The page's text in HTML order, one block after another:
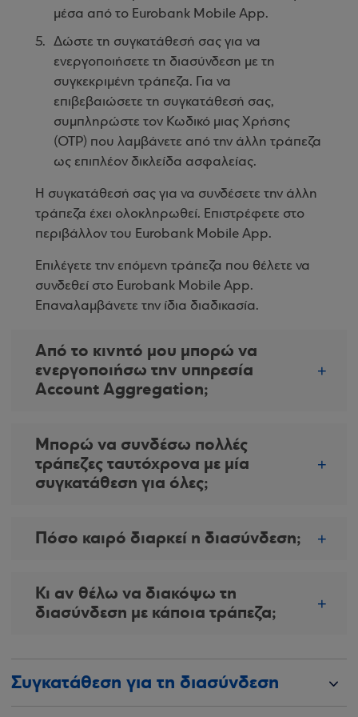
μέσα από το Eurobank Mobile App.
Δώστε τη συγκατάθεσή σας για να
ενεργοποιήσετε τη διασύνδεση με τη
συγκεκριμένη τράπεζα. Για να
επιβεβαιώσετε τη συγκατάθεσή σας,
συμπληρώστε τον Κωδικό μιας Χρήσης
(OTP) που λαμβάνετε από την άλλη τράπεζα
ως επιπλέον δικλείδα ασφαλείας.
Η συγκατάθεσή σας για να συνδέσετε την άλλη
τράπεζα έχει ολοκληρωθεί. Επιστρέφετε στο
περιβάλλον του Eurobank Mobile App.
Επιλέγετε την επόμενη τράπεζα που θέλετε να
συνδεθεί στο Eurobank Mobile App.
Επαναλαμβάνετε την ίδια διαδικασία.
Από το κινητό μου μπορώ να
ενεργοποιήσω την υπηρεσία
Account Aggregation;
Μπορώ να συνδέσω πολλές
τράπεζες ταυτόχρονα με μία
συγκατάθεση για όλες;
Πόσο καιρό διαρκεί η διασύνδεση;
Κι αν θέλω να διακόψω τη
διασύνδεση με κάποια τράπεζα;
Συγκατάθεση για τη διασύνδεση